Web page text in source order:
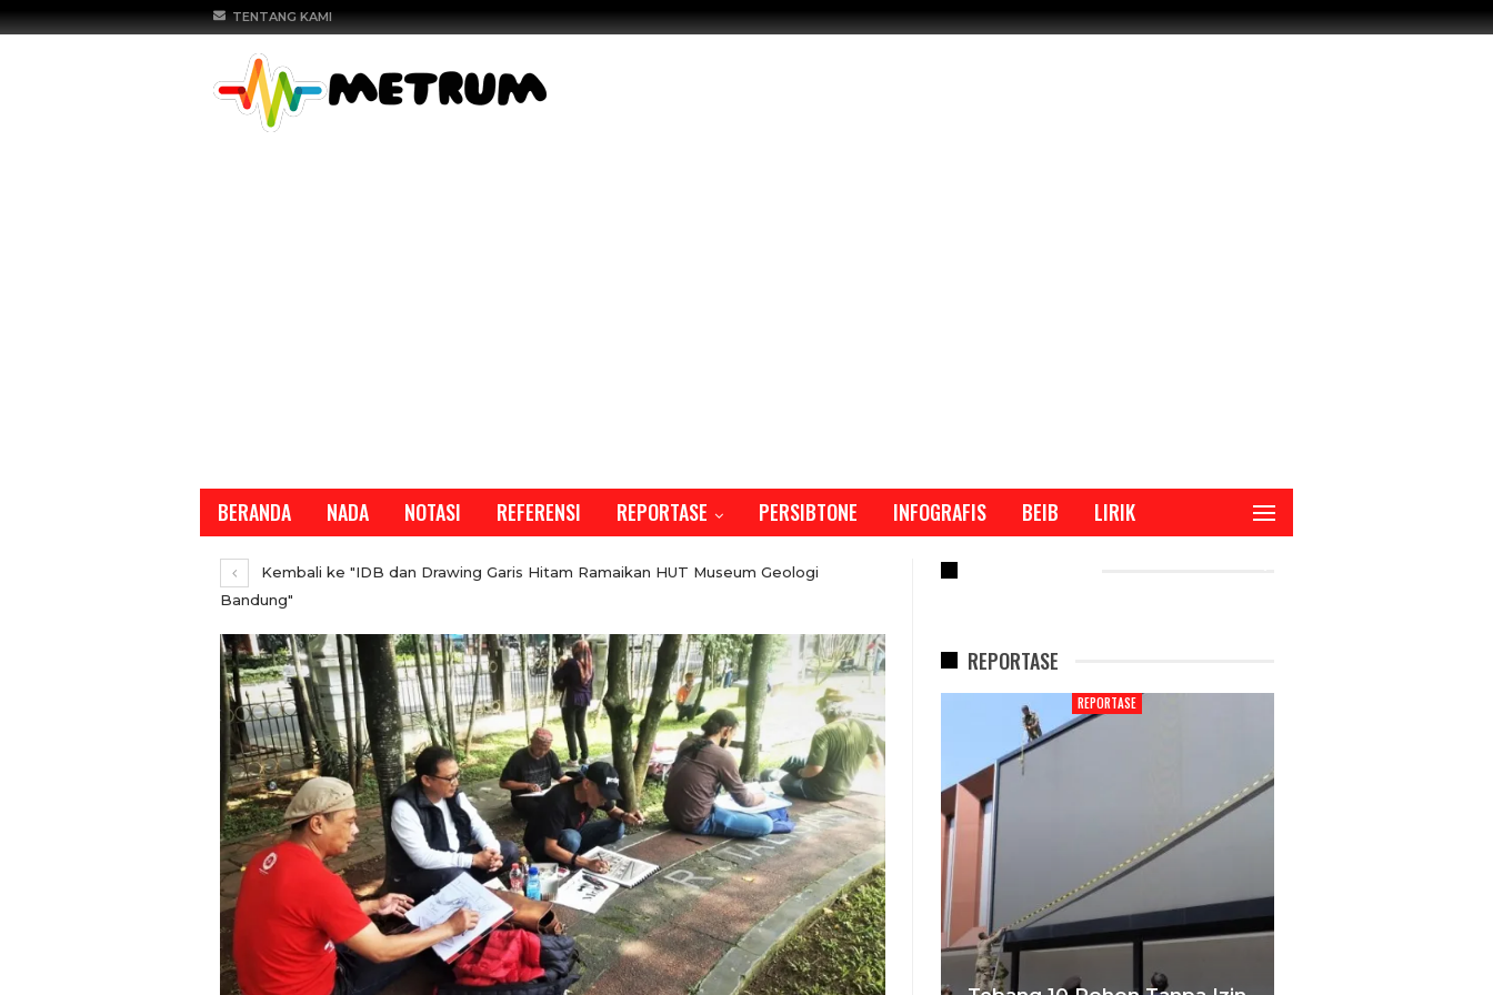
TENTANG KAMI
BERANDA NADA NOTASI REFERENSI REPORTASE PERSIBTONE INFOGRAFIS BEIB LIRIK
Kembali ke "IDB dan Drawing Garis Hitam Ramaikan HUT Museum Geologi
Bandung"
REPORTASE
REPORTASE REPORTASE REPORTASE